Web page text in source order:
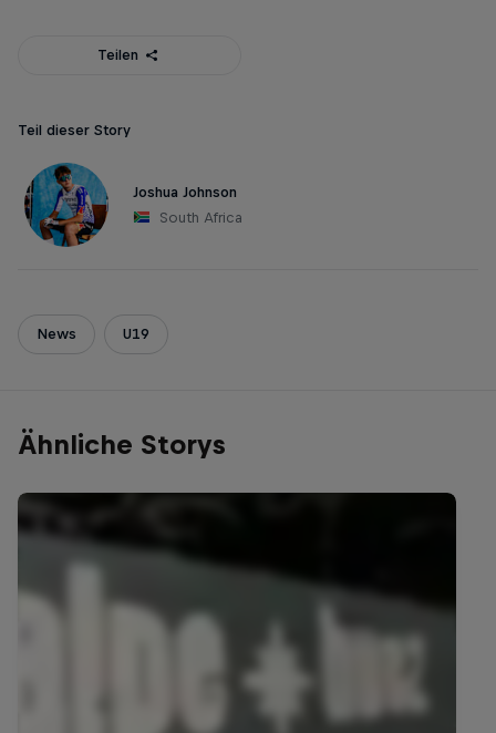
Teilen
Teil dieser Story
Joshua Johnson
South Africa
News U19
Ähnliche Storys